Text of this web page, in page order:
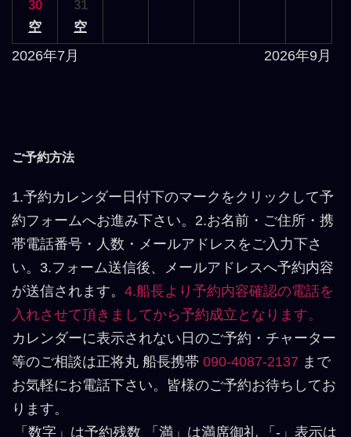
30
空
31
空
2026年7月 2026年9月
ご予約方法
1.予約カレンダー日付下のマークをクリックして予
約フォームへお進み下さい。2.お名前・ご住所・携
帯電話番号・人数・メールアドレスをご入力下さ
い。3.フォーム送信後、メールアドレスへ予約内容
が送信されます。 4.船長より予約内容確認の電話を
入れさせて頂きましてから予約成立となります。
カレンダーに表示されない日のご予約・チャーター
等のご相談は正将丸 船長携帯 090-4087-2137 まで
お気軽にお電話下さい。皆様のご予約お待ちしてお
ります。
「数字」は予約残数 「満」は満席御礼 「-」表示は